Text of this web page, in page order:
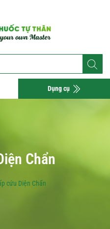
Dụng cụ
Chẩn
cứu Diện Chẩn